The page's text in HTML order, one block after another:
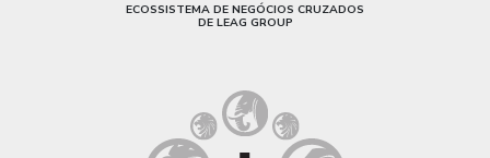
ECOSSISTEMA DE NEGÓCIOS CRUZADOS
DE LEAG GROUP